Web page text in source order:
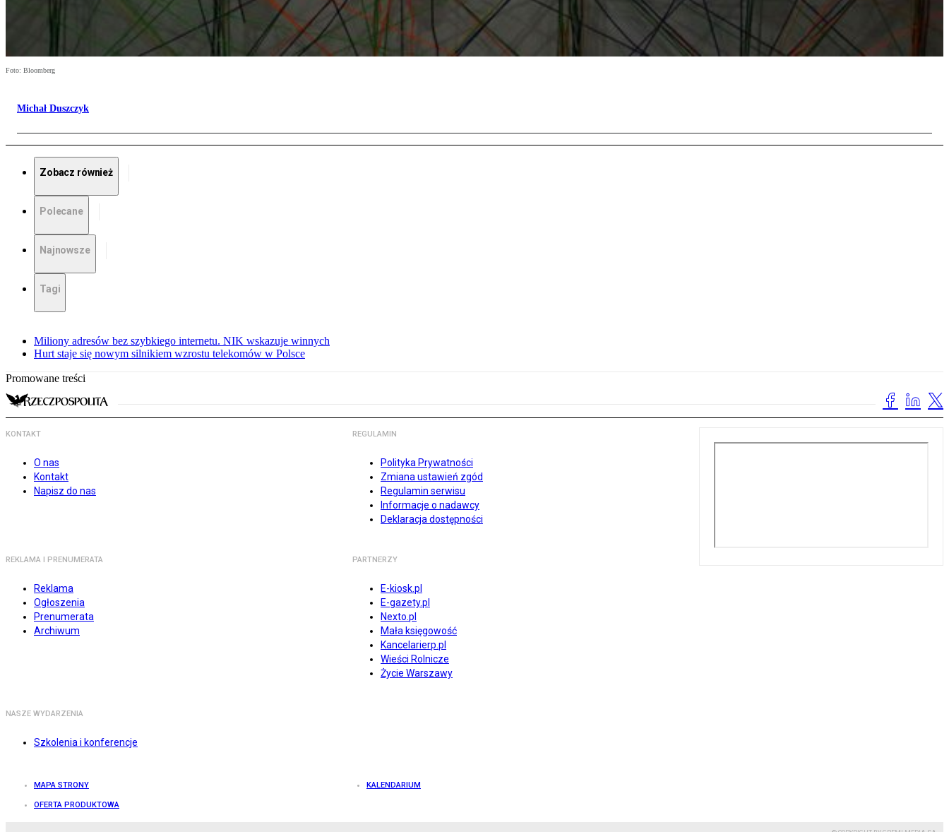
Foto: Bloomberg
Michał Duszczyk
Zobacz również
Polecane
Najnowsze
Tagi
Miliony adresów bez szybkiego internetu. NIK wskazuje winnych
Hurt staje się nowym silnikiem wzrostu telekomów w Polsce
Promowane treści
KONTAKT
O nas
Kontakt
Napisz do nas
REGULAMIN
Polityka Prywatności
Zmiana ustawień zgód
Regulamin serwisu
Informacje o nadawcy
Deklaracja dostępności
REKLAMA I PRENUMERATA
Reklama
Ogłoszenia
Prenumerata
Archiwum
PARTNERZY
E-kiosk.pl
E-gazety.pl
Nexto.pl
Mała księgowość
Kancelarierp.pl
Wieści Rolnicze
Życie Warszawy
NASZE WYDARZENIA
Szkolenia i konferencje
MAPA STRONY KALENDARIUM
OFERTA PRODUKTOWA